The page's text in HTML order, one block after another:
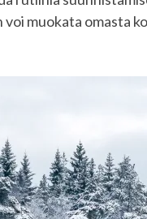
muokata omasta